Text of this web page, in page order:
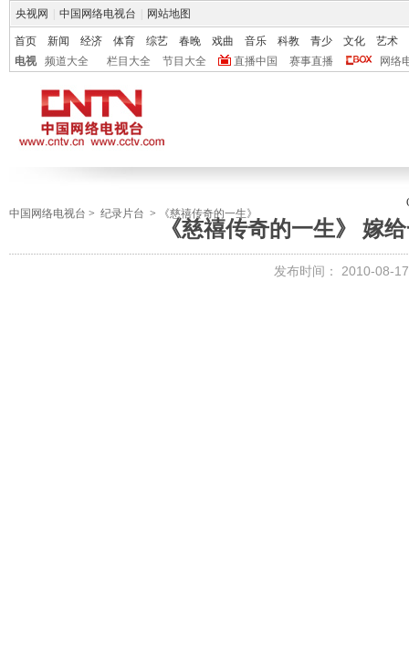
央视网 中国网络电视台 网站地图
首页 新闻 经济 体育 综艺 春晚 戏曲 音乐 科教 青少 文化
艺术
电视
频道大全 栏目大全 节目大全 直播中国 赛事直播 网络
中国网络电视台 > 纪录片台 > 《慈禧传奇的一生》
《慈禧传奇的一生》 嫁
发布时间： 2010-08-